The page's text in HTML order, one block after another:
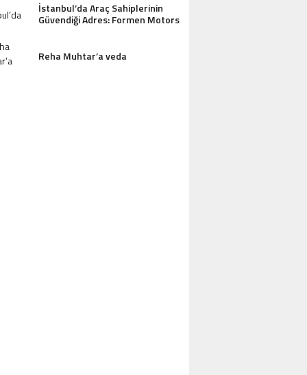
İstanbul’da Araç Sahiplerinin
Güvendiği Adres: Formen Motors
Reha Muhtar’a veda